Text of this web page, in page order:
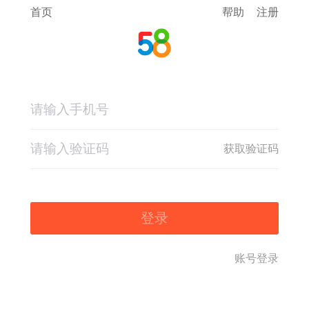
首页 帮助 注册
获取验证码
登录
账号登录